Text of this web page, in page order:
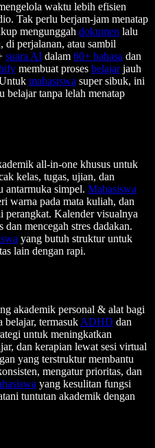
waktu lebih efisien
Tak perlu berjam-jam menatap
mengunggah dokumen lalu
di perjalanan, atau sambil
suara AI dalam 60+ bahasa dan
membuat proses belajarjauh
mahasiswa super sibuk, ini
belajar tanpa lelah menatap
all-in-one khusus untuk
kelas, tugas, ujian, dan
antarmuka simpel. Mahasiswa
warna pada mata kuliah, dan
Kalender visualnya
mencegah stres dadakan.
yang butuh struktur untuk
lain dengan rapi.
akademik personal & alat bagi
belajar, termasuk ADHD dan
untuk meningkatkan
dan kerapian lewat sesi virtual
yang terstruktur membantu
mengatur prioritas, dan
yang kesulitan fungsi
tuntutan akademik dengan